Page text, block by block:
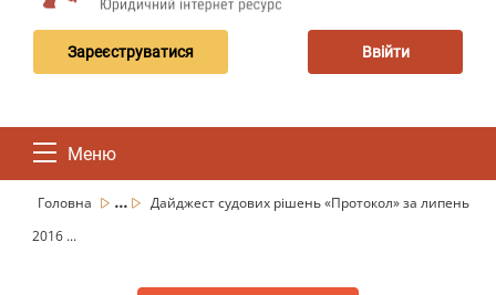
Зареєструватися Ввійти
Меню
Головна ...
Дайджест судових рішень «Протокол» за липень
2016 ...